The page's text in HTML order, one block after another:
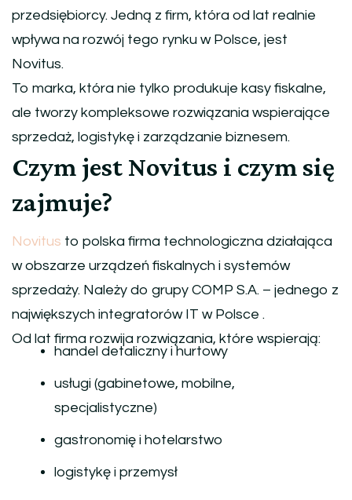
przedsiębiorcy. Jedną z firm, która od lat realnie
wpływa na rozwój tego rynku w Polsce, jest
Novitus.
To marka, która nie tylko produkuje kasy fiskalne,
ale tworzy kompleksowe rozwiązania wspierające
sprzedaż, logistykę i zarządzanie biznesem.
Czym jest Novitus i czym się
zajmuje?
Novitus to polska firma technologiczna działająca
w obszarze urządzeń fiskalnych i systemów
sprzedaży. Należy do grupy COMP S.A. – jednego z
największych integratorów IT w Polsce .
Od lat firma rozwija rozwiązania, które wspierają:
handel detaliczny i hurtowy
usługi (gabinetowe, mobilne,
specjalistyczne)
gastronomię i hotelarstwo
logistykę i przemysł